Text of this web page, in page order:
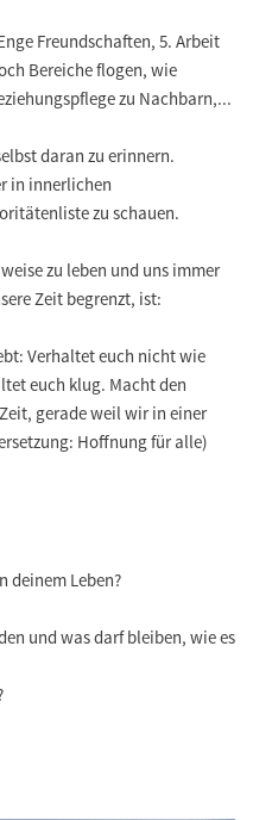
Freundschaften, 5. Arbeit
Bereiche flogen, wie
zu Nachbarn,...
daran zu erinnern.
in innerlichen
zu schauen.
zu leben und uns immer
Zeit begrenzt, ist:
Verhaltet euch nicht wie
euch klug. Macht den
gerade weil wir in einer
Hoffnung für alle)
deinem Leben?
und was darf bleiben, wie es